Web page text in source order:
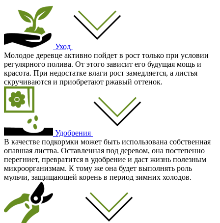
Уход
Молодое деревце активно пойдет в рост только при условии
регулярного полива. От этого зависит его будущая мощь и
красота. При недостатке влаги рост замедляется, а листья
скручиваются и приобретают ржавый оттенок.
Удобрения
В качестве подкормки может быть использована собственная
опавшая листва. Оставленная под деревом, она постепенно
перегниет, превратится в удобрение и даст жизнь полезным
микроорганизмам. К тому же она будет выполнять роль
мульчи, защищающей корень в период зимних холодов.